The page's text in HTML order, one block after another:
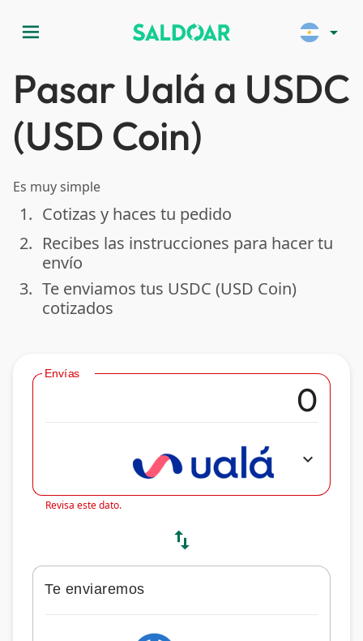
menu arrow_drop_down
Pasar Ualá a USDC
(USD Coin)
Es muy simple
done
1. Cotizas y haces tu pedido
done
2. Recibes las instrucciones para hacer tu
envío
done
3. Te enviamos tus USDC (USD Coin)
cotizados
Envías
expand_more
Revisa este dato.
swap_vert
Te enviaremos